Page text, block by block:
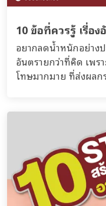
10 ข้อที่ควรรู้ เรื่อ
อยากลดน้ำหนักอย่าง
อันตรายกว่าที่คิด เพร
โทษมากมาย ที่ส่งผลก